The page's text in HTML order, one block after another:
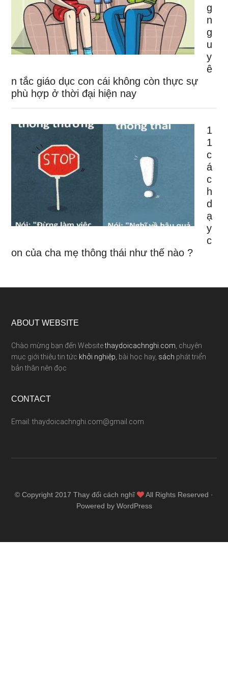
g
n
g
u
y
ê
n tắc giáo dục con cái không còn thực sự
phù hợp ở thời đại hiện nay
1
1
c
á
c
h
d
ạ
y
c
on của cha mẹ thông thái như thế nào ?
ABOUT WEBSITE
Chào mừng bạn đến Websitethaydoicachnghi.com , chuyên
mục giới thiệu tin tức khởi nghiệp , bài học hay, sách phát triển
bản thân nên đọc
CONTACT
Email: thaydoicachnghi.com@gmail.com
© Copyright 2017 Thay đổi cách nghĩ
All Rights Reserved ·
Powered by WordPress